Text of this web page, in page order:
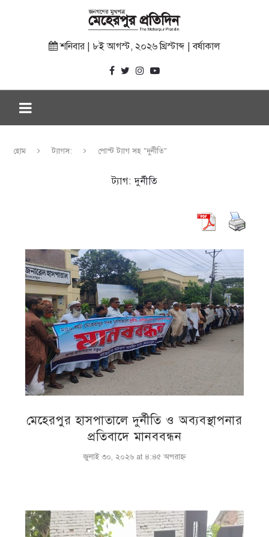
শনিবার | ৮ই আগস্ট, ২০২৬ খ্রিস্টাব্দ | বর্ষাকাল
হোম ট্যাগস: পোস্ট ট্যাগ সহ "দুর্নীতি"
ট্যাগ:দুর্নীতি
মেহেরপুর হাসপাতালে দুর্নীতি ও অব্যবস্থাপনার
প্রতিবাদে মানববন্ধন
জুলাই ৩০, ২০২৬ at ৪:৪৫ অপরাহ্ণ